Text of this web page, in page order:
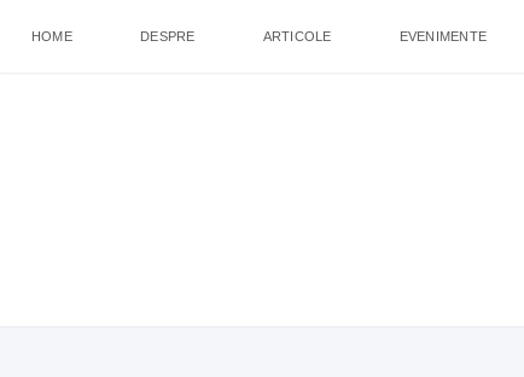
HOME DESPRE ARTICOLE EVENIMENTE